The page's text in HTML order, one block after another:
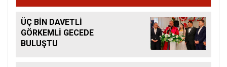
ÜÇ BİN DAVETLİ
GÖRKEMLİ GECEDE
BULUŞTU